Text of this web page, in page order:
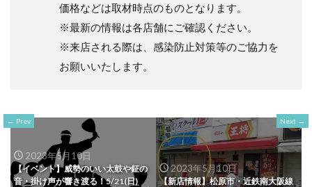
価格などは取材時点のものとなります。
※最新の情報は各店舗にご確認ください。
※来店される際は、感染防止対策等のご協力を
お願いいたします。
Prev
2023年5月10日
【イベント】威勢のいい太鼓や鉦の
音・掛け声が響き渡る！5/21(日)
Next
2023年5月10日
【新店情報】松原市・近鉄南大阪線